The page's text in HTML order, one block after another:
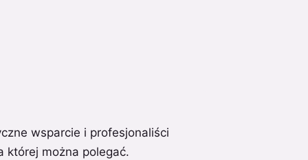
wsparcie i profesjonaliści
której można polegać.